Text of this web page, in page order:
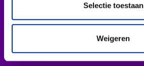
Selectie toestaan
Weigeren
Lees dit artikel